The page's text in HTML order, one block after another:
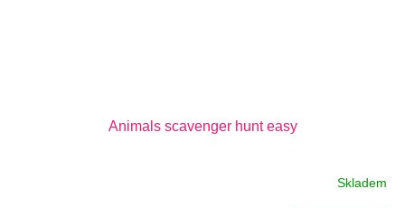
Animals scavenger hunt easy
Skladem